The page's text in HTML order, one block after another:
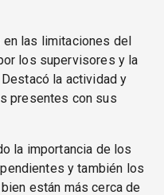
las limitaciones del
los supervisores y la
la actividad y
presentes con sus
la importancia de los
y también los
están más cerca de